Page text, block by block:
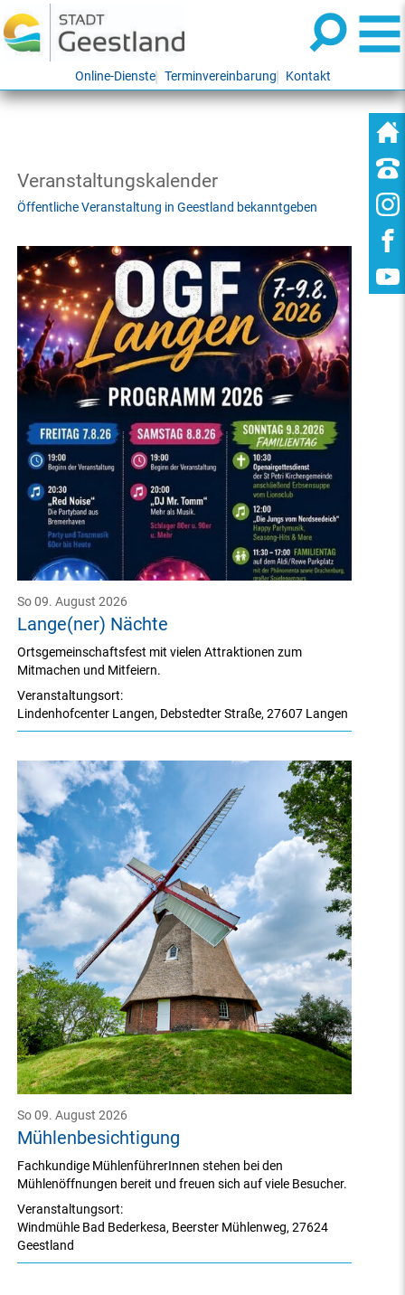
Online-Dienste Terminvereinbarung Kontakt
Veranstaltungskalender
Öffentliche Veranstaltung in Geestland bekanntgeben
Lange(ner) Nächte
So 09. August 2026
Veranstaltungsort:
Lindenhofcenter Langen, Debstedter Straße,27607 Langen
Ortsgemeinschaftsfest mit vielen Attraktionen zum
Mitmachen und Mitfeiern.
Mühlenbesichtigung
So 09. August 2026
Veranstaltungsort:
Windmühle Bad Bederkesa, Beerster Mühlenweg,27624
Geestland
Fachkundige MühlenführerInnen stehen bei den
Mühlenöffnungen bereit und freuen sich auf viele Besucher.